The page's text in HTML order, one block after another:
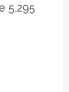
5,295